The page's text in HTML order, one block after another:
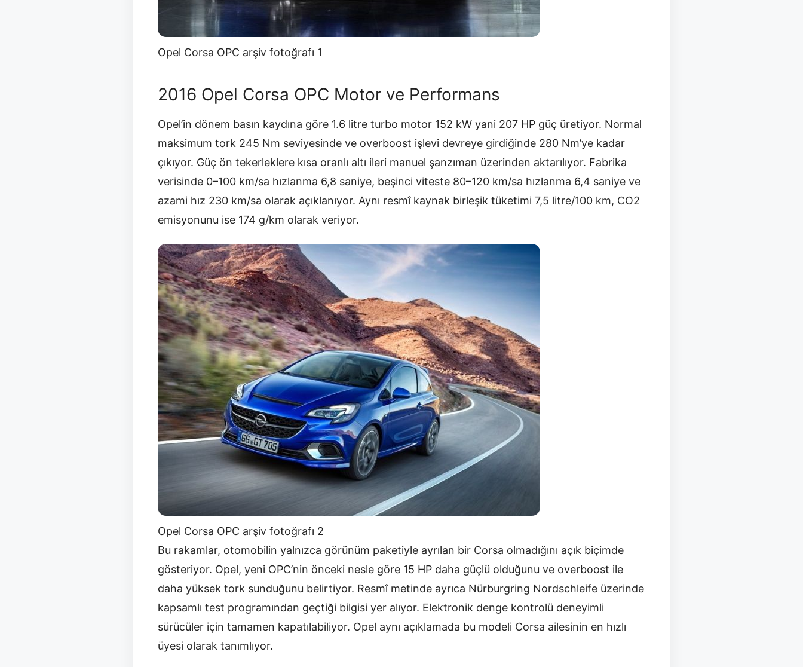
Opel Corsa OPC arşiv fotoğrafı 1
2016 Opel Corsa OPC Motor ve Performans
Opel’in dönem basın kaydına göre 1.6 litre turbo motor 152 kW yani 207 HP güç üretiyor. Normal
maksimum tork 245 Nm seviyesinde ve overboost işlevi devreye girdiğinde 280 Nm’ye kadar
çıkıyor. Güç ön tekerleklere kısa oranlı altı ileri manuel şanzıman üzerinden aktarılıyor. Fabrika
verisinde 0–100 km/sa hızlanma 6,8 saniye, beşinci viteste 80–120 km/sa hızlanma 6,4 saniye ve
azami hız 230 km/sa olarak açıklanıyor. Aynı resmî kaynak birleşik tüketimi 7,5 litre/100 km, CO2
emisyonunu ise 174 g/km olarak veriyor.
Opel Corsa OPC arşiv fotoğrafı 2
Bu rakamlar, otomobilin yalnızca görünüm paketiyle ayrılan bir Corsa olmadığını açık biçimde
gösteriyor. Opel, yeni OPC’nin önceki nesle göre 15 HP daha güçlü olduğunu ve overboost ile
daha yüksek tork sunduğunu belirtiyor. Resmî metinde ayrıca Nürburgring Nordschleife üzerinde
kapsamlı test programından geçtiği bilgisi yer alıyor. Elektronik denge kontrolü deneyimli
sürücüler için tamamen kapatılabiliyor. Opel aynı açıklamada bu modeli Corsa ailesinin en hızlı
üyesi olarak tanımlıyor.